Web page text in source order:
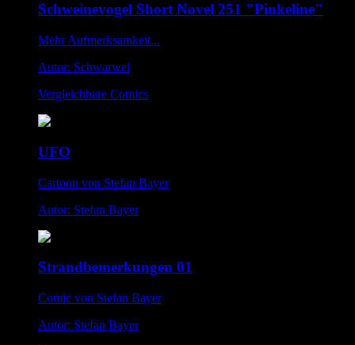
Schweinevogel Short Novel 251 "Pinkeline"
Mehr Aufmerksamkeit...
Autor: Schwarwel
Vergleichbare Comics
UFO
Cartoon von Stefan Bayer
Autor: Stefan Bayer
Strandbemerkungen 01
Comic von Stefan Bayer
Autor: Stefan Bayer